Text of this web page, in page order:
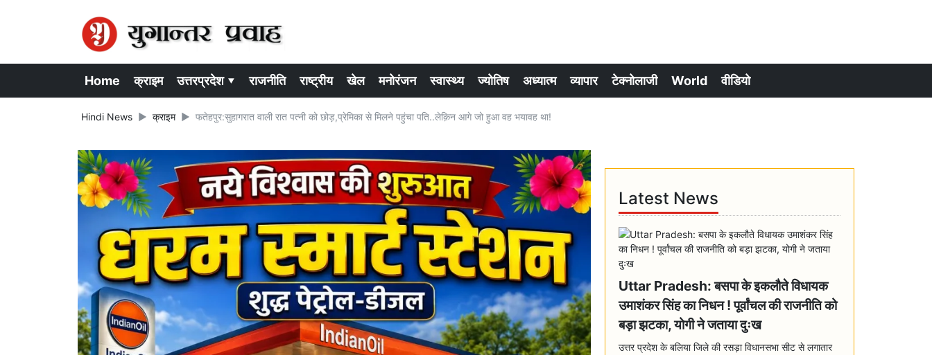
Home क्राइम उत्तरप्रदेश ▾ राजनीति राष्ट्रीय खेल मनोरंजन स्वास्थ्य ज्योतिष अध्यात्म व्यापार टेक्नोलाजी World वीडियो
Hindi News क्राइम फतेहपुर:सुहागरात वाली रात पत्नी को छोड़,प्रेमिका से मिलने पहुंचा पति..लेक़िन आगे जो हुआ वह भयावह था!
Latest News
Uttar Pradesh: बसपा के इकलौते विधायक
उमाशंकर सिंह का निधन ! पूर्वांचल की राजनीति को
बड़ा झटका, योगी ने जताया दुःख
उत्तर प्रदेश के बलिया जिले की रसड़ा विधानसभा सीट से लगातार